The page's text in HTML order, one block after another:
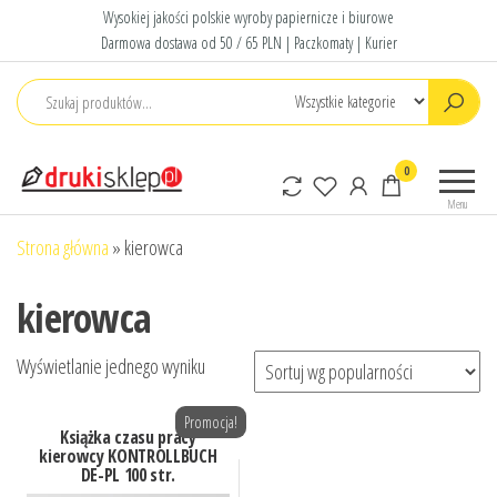
treści
Wysokiej jakości polskie wyroby papiernicze i biurowe
Darmowa dostawa od 50 / 65 PLN | Paczkomaty | Kurier
sklep Menu
0
Strona główna » kierowca
kierowca
Wyświetlanie jednego wyniku
Książka czasu pracy
kierowcy KONTROLLBUCH
DE-PL 100 str.
Promocja!